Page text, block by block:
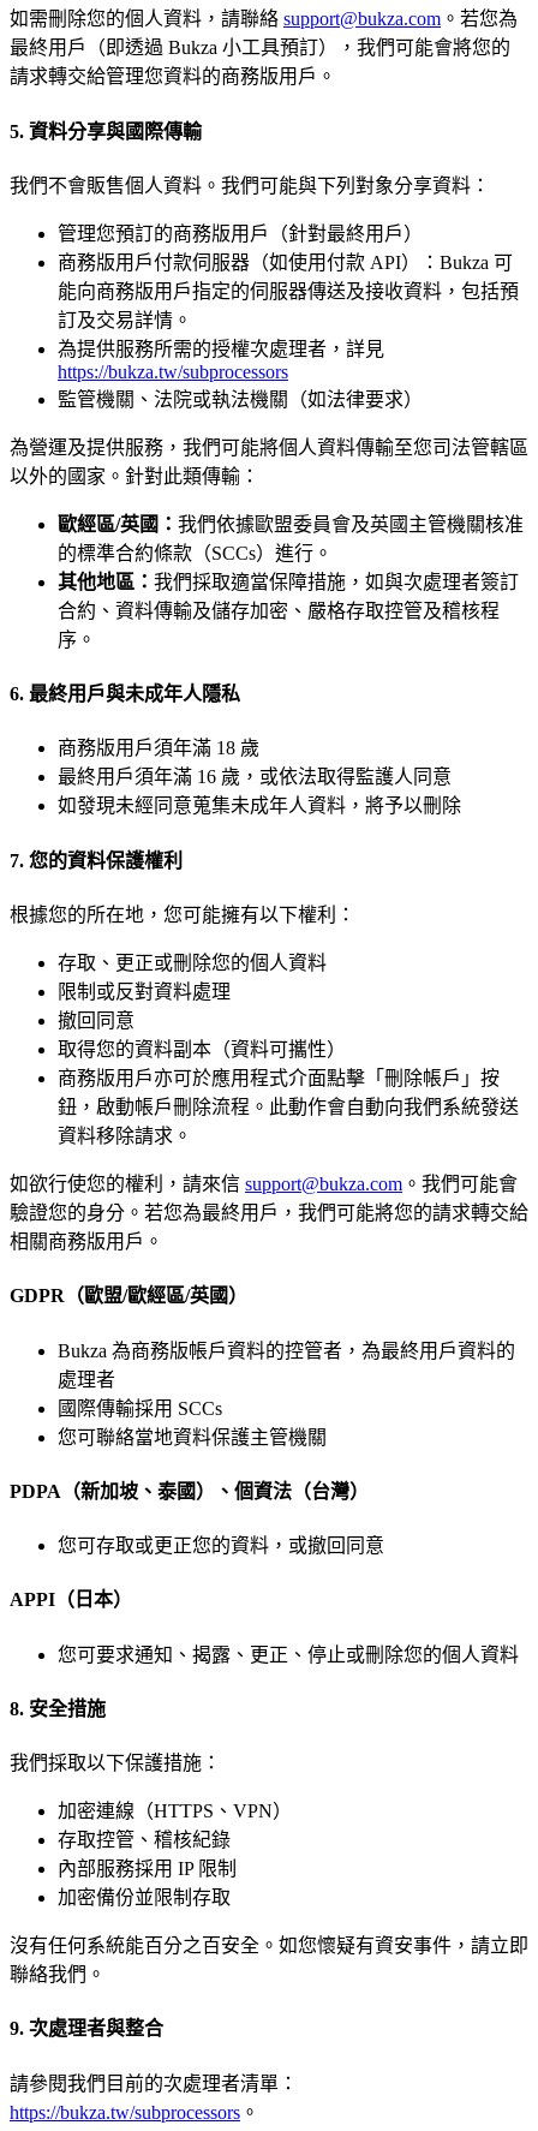
如需刪除您的個人資料，請聯絡 support@bukza.com 。若您為
最終用戶（即透過 Bukza 小工具預訂），我們可能會將您的
請求轉交給管理您資料的商務版用戶。
5. 資料分享與國際傳輸
我們不會販售個人資料。我們可能與下列對象分享資料：
管理您預訂的商務版用戶（針對最終用戶）
商務版用戶付款伺服器（如使用付款 API）：Bukza 可
能向商務版用戶指定的伺服器傳送及接收資料，包括預
訂及交易詳情。
為提供服務所需的授權次處理者，詳見
https://bukza.tw/subprocessors
監管機關、法院或執法機關（如法律要求）
為營運及提供服務，我們可能將個人資料傳輸至您司法管轄區
以外的國家。針對此類傳輸：
歐經區/英國： 我們依據歐盟委員會及英國主管機關核准
的標準合約條款（SCCs）進行。
其他地區： 我們採取適當保障措施，如與次處理者簽訂
合約、資料傳輸及儲存加密、嚴格存取控管及稽核程
序。
6. 最終用戶與未成年人隱私
商務版用戶須年滿 18 歲
最終用戶須年滿 16 歲，或依法取得監護人同意
如發現未經同意蒐集未成年人資料，將予以刪除
7. 您的資料保護權利
根據您的所在地，您可能擁有以下權利：
存取、更正或刪除您的個人資料
限制或反對資料處理
撤回同意
取得您的資料副本（資料可攜性）
商務版用戶亦可於應用程式介面點擊「刪除帳戶」按
鈕，啟動帳戶刪除流程。此動作會自動向我們系統發送
資料移除請求。
如欲行使您的權利，請來信 support@bukza.com 。我們可能會
驗證您的身分。若您為最終用戶，我們可能將您的請求轉交給
相關商務版用戶。
GDPR（歐盟/歐經區/英國）
Bukza 為商務版帳戶資料的控管者，為最終用戶資料的
處理者
國際傳輸採用 SCCs
您可聯絡當地資料保護主管機關
PDPA（新加坡、泰國）、個資法（台灣）
您可存取或更正您的資料，或撤回同意
APPI（日本）
您可要求通知、揭露、更正、停止或刪除您的個人資料
8. 安全措施
我們採取以下保護措施：
加密連線（HTTPS、VPN）
存取控管、稽核紀錄
內部服務採用 IP 限制
加密備份並限制存取
沒有任何系統能百分之百安全。如您懷疑有資安事件，請立即
聯絡我們。
9. 次處理者與整合
請參閱我們目前的次處理者清單：
https://bukza.tw/subprocessors 。